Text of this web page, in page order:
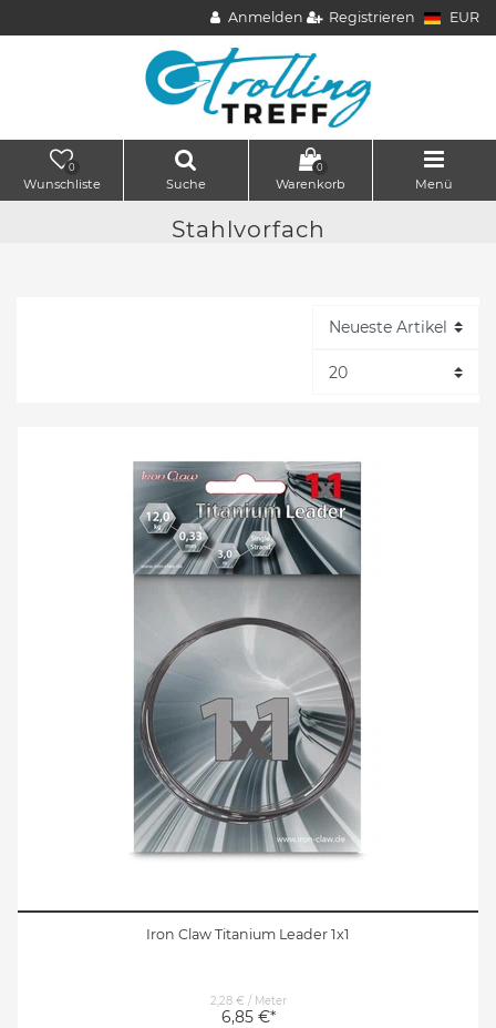
Anmelden Registrieren EUR
0
Wunschliste Suche
0
Warenkorb Menü
Stahlvorfach
Iron Claw Titanium Leader 1x1
2,28 € / Meter
6,85 €*